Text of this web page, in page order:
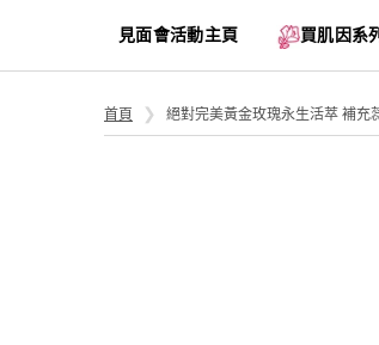
見面會活動主頁 買肌因系
首頁 絕對完美黃金玫瑰永生活萃 補充